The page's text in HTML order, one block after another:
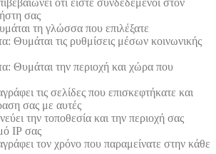
ότι είστε συνδεδεμένοι στον
σας
τη γλώσσα που επιλέξατε
Θυμάται τις ρυθμίσεις μέσων κοινωνικής
Θυμάται την περιοχή και χώρα που
τις σελίδες που επισκεφτήκατε και
σας με αυτές
την τοποθεσία και την περιοχή σας
ΙΡ σας
τον χρόνο που παραμείνατε στην κάθε